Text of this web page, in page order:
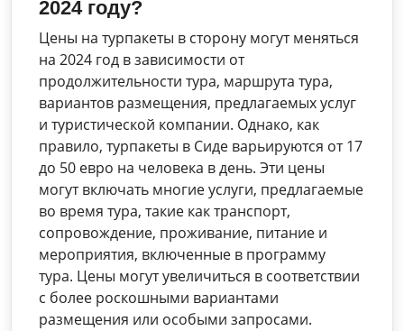
2024 году?
Цены на турпакеты в сторону могут меняться
на 2024 год в зависимости от
продолжительности тура, маршрута тура,
вариантов размещения, предлагаемых услуг
и туристической компании. Однако, как
правило, турпакеты в Сиде варьируются от 17
до 50 евро на человека в день. Эти цены
могут включать многие услуги, предлагаемые
во время тура, такие как транспорт,
сопровождение, проживание, питание и
мероприятия, включенные в программу
тура. Цены могут увеличиться в соответствии
с более роскошными вариантами
размещения или особыми запросами.